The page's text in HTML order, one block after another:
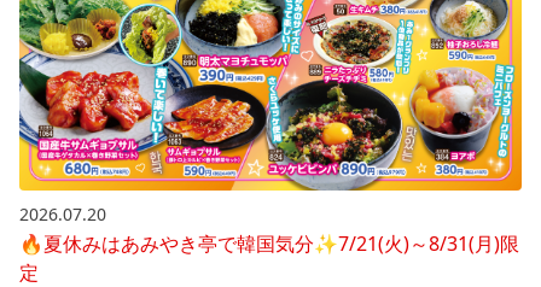
2026.07.20
🔥夏休みはあみやき亭で韓国気分✨7/21(火)～8/31(月)限
定